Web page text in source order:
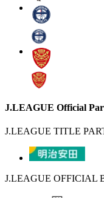
J.LEAGUE Official
J.LEAGUE TITLE
J.LEAGUE OFFICIAL